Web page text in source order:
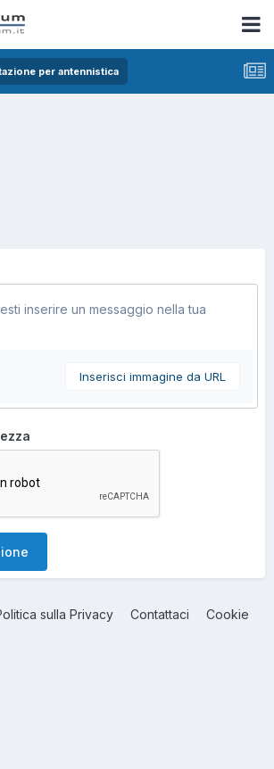
per antennistica
inserire un messaggio nella tua
Inserisci immagine da URL
sulla Privacy Contattaci Cookie